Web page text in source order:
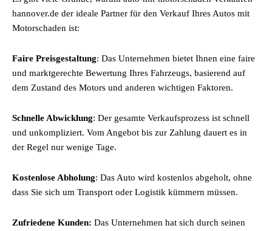
hannover.de der ideale Partner für den Verkauf Ihres Autos mit
Motorschaden ist:
Faire Preisgestaltung: Das Unternehmen bietet Ihnen eine faire
und marktgerechte Bewertung Ihres Fahrzeugs, basierend auf
dem Zustand des Motors und anderen wichtigen Faktoren.
Schnelle Abwicklung: Der gesamte Verkaufsprozess ist schnell
und unkompliziert. Vom Angebot bis zur Zahlung dauert es in
der Regel nur wenige Tage.
Kostenlose Abholung: Das Auto wird kostenlos abgeholt, ohne
dass Sie sich um Transport oder Logistik kümmern müssen.
Zufriedene Kunden: Das Unternehmen hat sich durch seinen